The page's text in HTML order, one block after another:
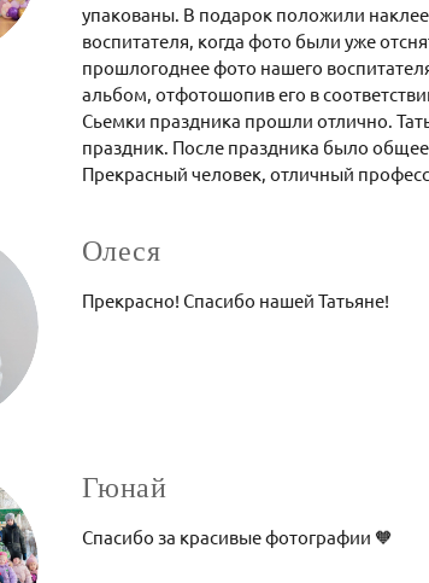
упакованы. В подарок положили
воспитателя, когда фото были уже
прошлогоднее фото нашего
альбом, отфотошопив его в
Сьемки праздника прошли отлично.
праздник. После праздника было
Прекрасный человек, отличный
Олеся
Прекрасно! Спасибо нашей Татьяне!
Гюнай
Спасибо за красивые фотографии 🧡